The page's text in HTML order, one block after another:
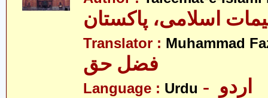
اسلامی، پاکستان
Translator : Muhammad
فضل حق
Language : Urdu